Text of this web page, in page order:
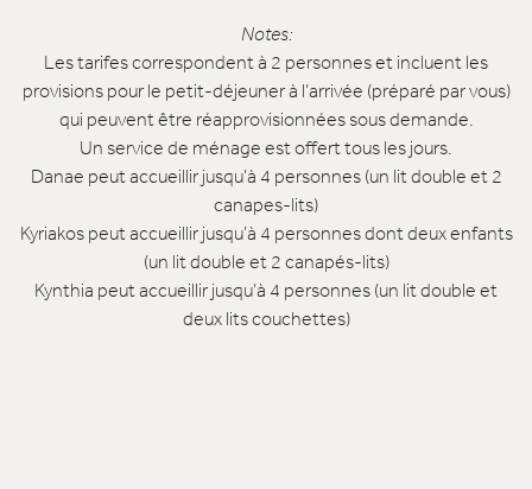
Notes:
Les tarifes correspondent à 2 personnes et incluent les
provisions pour le petit-déjeuner à l’arrivée (préparé par vous)
qui peuvent être réapprovisionnées sous demande.
Un service de ménage est offert tous les jours.
Danae peut accueillir jusqu’à 4 personnes (un lit double et 2
canapes-lits)
Kyriakos peut accueillir jusqu’à 4 personnes dont deux enfants
(un lit double et 2 canapés-lits)
Kynthia peut accueillir jusqu’à 4 personnes (un lit double et
deux lits couchettes)